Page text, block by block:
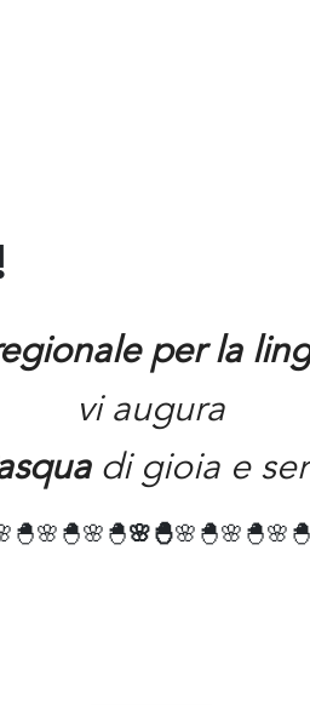
per la
vi augura
di gioia e
🌸🐣🌸🐣🌸🐣🌸🐣